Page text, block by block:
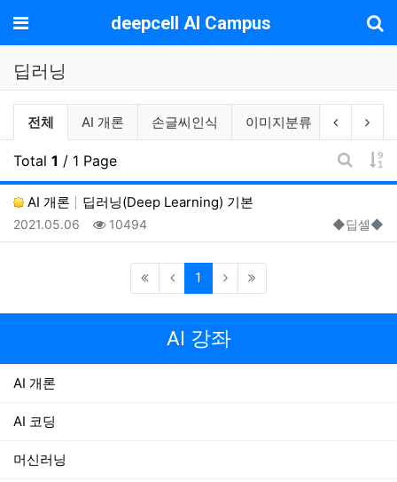
메뉴 deepcell AI Campus
딥러닝
딥러닝 분류 목록
전체 AI 개론 손글씨인식 이미지분류 자연어
이전 분류
다
Total 1 / 1 Page
게시판
AI 개론 딥러닝(Deep Learning) 기본
등록자
◆딥셀◆
등록일
2021.05.06 조회
10494
1 (current)
AI 강좌
AI 개론
AI 코딩
머신러닝